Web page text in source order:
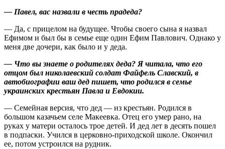
— Павел, вас назвали в честь прадеда?
— Да, с прицелом на будущее. Чтобы своего сына я назвал
Ефимом и был бы в семье еще один Ефим Павлович. Однако у
меня две дочери, как было и у деда.
— Что вы знаете о родителях деда? Я читала, что его
отцом был николаевский солдат Файфель Славский, в
автобиографии ваш дед пишет, что родился в семье
украинских крестьян Павла и Евдокии.
— Семейная версия, что дед — из крестьян. Родился в
большом казачьем селе Макеевка. Отец его умер рано, на
руках у матери осталось трое детей. И дед лет в десять пошел
в подпаски. Учился в церковно-приходской школе. Окончил
ее, потом устроился на рудник.